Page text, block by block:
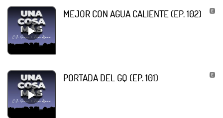
MEJOR CON AGUA CALIENTE (EP. 102)
PORTADA DEL GQ (EP. 101)